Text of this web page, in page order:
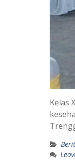
Kelas